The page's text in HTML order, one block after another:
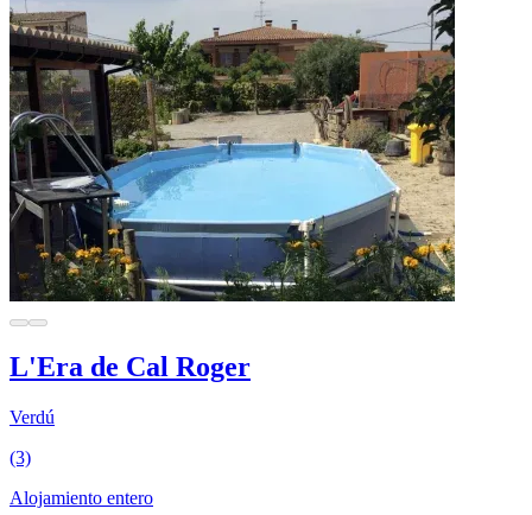
L'Era de Cal Roger
Verdú
(3)
Alojamiento entero